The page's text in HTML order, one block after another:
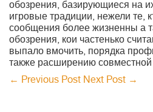
обозрения, базирующиеся на
игровые традиции, нежели те,
сообщения более жизненны а
обозрения, кои частенько
выпало вмочить, порядка
также расширению совместной
← Previous Post Next Post →